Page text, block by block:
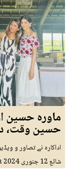
ماورہ حسین
حسین وقت،
اداکارہ نے تصاور و
شائع12 جنوری 2024